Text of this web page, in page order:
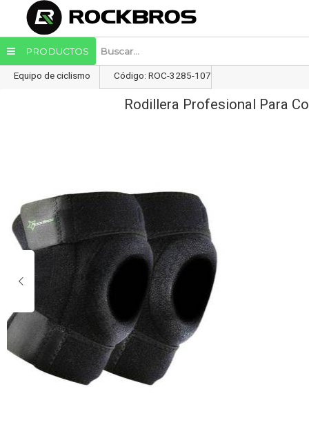
PRODUCTOS
Equipo de ciclismo Código: ROC-3285-107
Rodillera Profesional Para
Enviar a email